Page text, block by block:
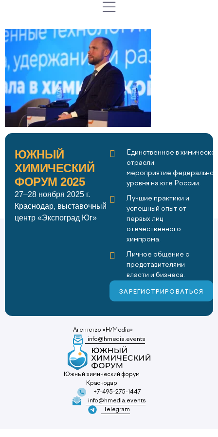
ЮЖНЫЙ
ХИМИЧЕСКИЙ
ФОРУМ 2025
27–28 ноября 2025 г.
Краснодар, выставочный
центр «Экспоград Юг»
Единственное в
отрасли
мероприятие
уровня на юге России.
Лучшие практики и
успешный опыт от
первых лиц
отечественного
химпрома.
Личное общение с
представителями
власти и бизнеса.
ЗАРЕГИСТРИРОВАТЬСЯ
Агентство «H/Media»
info@hmedia.events
Южный химический форум
Краснодар
+7-495-275-1447
info@hmedia.events
Telegram